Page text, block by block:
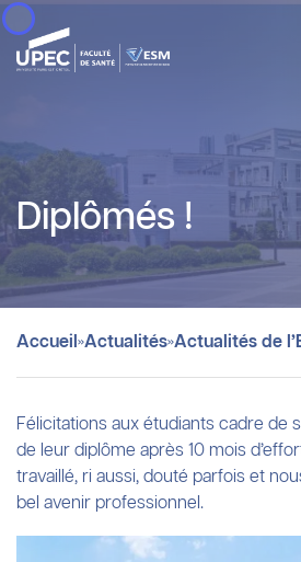
Panneau de gestion des cookies
Diplômés !
Accueil »Actualités»Actualités de
Félicitations aux étudiants cadre de
de leur diplôme après 10 mois
travaillé, ri aussi, douté parfois et
bel avenir professionnel.